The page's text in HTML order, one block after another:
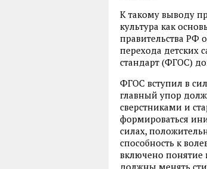
К такому выводу
культура как
правительства РФ
перехода детских
стандарт (ФГОС)
ФГОС вступил в
главный упор
сверстниками и
формироваться
силах,
способность к
включено понятие